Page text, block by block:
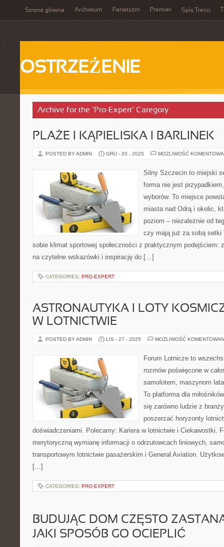
Strona główna Archiwum Fanatyzm Premier Spis Treści
OSTRZEŻENIE
Archive for the ‘Pro-Expert’ Category
PLAŻE I KĄPIELISKA I BARLINEK
POSTED BY ADMIN GRU - 20 - 2025 MOŻLIWOŚĆ
Silny Szczecin to miejski
forma nie jest
wyborów. To miejsce
miasta nad Odrą i okolic,
poziom – niezależnie od
czy mają już za sobą setki
sobie klimat sportowej społeczności z praktycznym podejściem:
na czytelne wskazówki i inspirację do […]
CATEGORIES: PRO-EXPERT
ASTRONAUTYKA I LOTY
W LOTNICTWIE
POSTED BY ADMIN LIS - 27 - 2025 MOŻLIWOŚĆ
Forum Lotnicze to
rozmów poświęcone w
samolotem, maszynom
To platforma dla
się zarówno ludzie z
poszerzać horyzonty
doświadczeniami. Polecamy: Kariera w lotnictwie i Ciekawostki.
merytoryczną wymianę informacji o odrzutowcach liniowych,
transportowym lotnictwie pasażerskim i General Aviation.
[…]
CATEGORIES: PRO-EXPERT
BUDUJĄC DOM CZĘSTO
JAKI SPOSÓB GO OCIEPLIĆ